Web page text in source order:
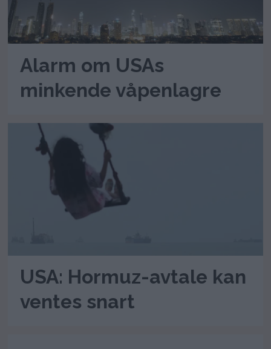
Alarm om USAs
minkende våpenlagre
USA: Hormuz-avtale kan
ventes snart